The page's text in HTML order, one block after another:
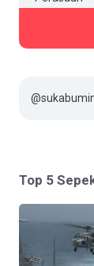
Top 5